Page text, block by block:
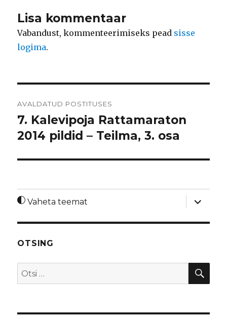
Lisa kommentaar
Vabandust, kommenteerimiseks pead sisse
logima.
AVALDATUD POSTITUSES
7. Kalevipoja Rattamaraton
2014 pildid – Teilma, 3. osa
Vaheta teemat
laienda
OTSING
Otsi: